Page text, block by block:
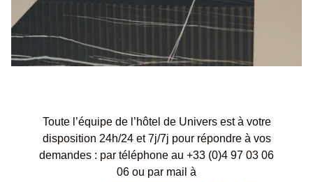
Toute l’équipe de l’hôtel de Univers est à votre
disposition 24h/24 et 7j/7j pour répondre à vos
demandes : par téléphone au +33 (0)4 97 03 06
06 ou par mail à